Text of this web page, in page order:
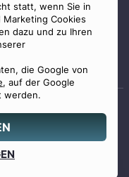
statt, wenn Sie in
Cookies
dazu und zu Ihren
die Google von
, auf der Google
werden.
erstellen